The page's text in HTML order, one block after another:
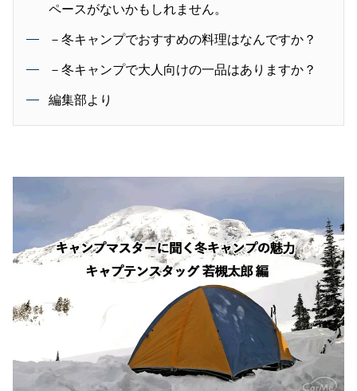
ペースがないかもしれません。
－冬キャンプでおすすめの料理はなんですか？
－冬キャンプで大人向けの一品はありますか？
編集部より